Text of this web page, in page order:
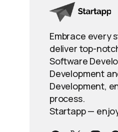
Embrace every
deliver top-
Software
Development
Development,
process.
Startapp —